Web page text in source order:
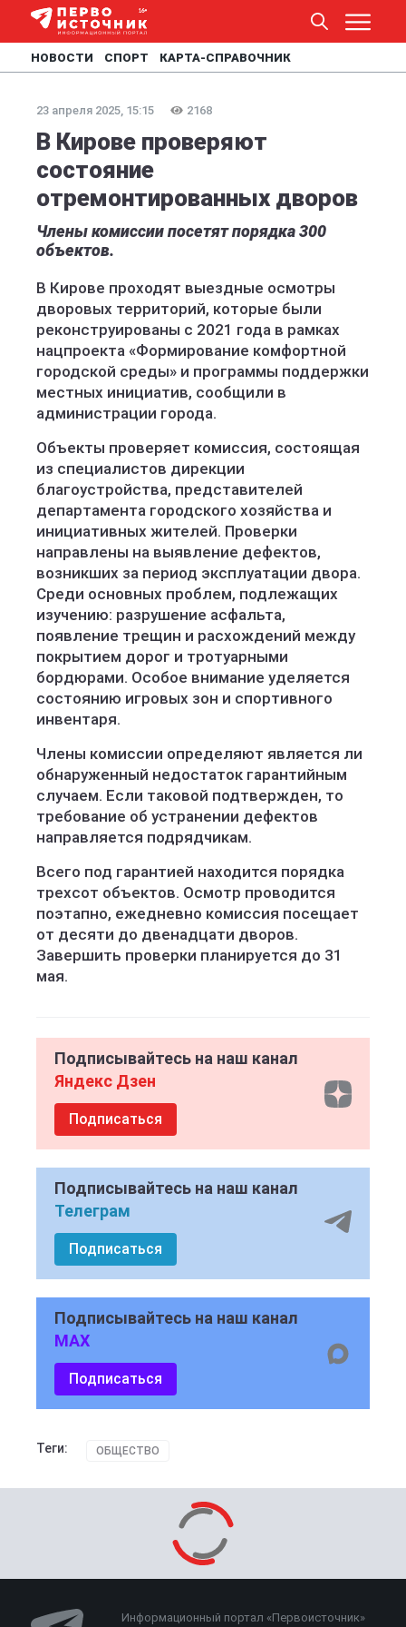
НОВОСТИ СПОРТ КАРТА-СПРАВОЧНИК
23 апреля 2025, 15:15 2168
В Кирове проверяют
состояние
отремонтированных дворов
Члены комиссии посетят порядка 300
объектов.
В Кирове проходят выездные осмотры
дворовых территорий, которые были
реконструированы с 2021 года в рамках
нацпроекта «Формирование комфортной
городской среды» и программы поддержки
местных инициатив, сообщили в
администрации города.
Объекты проверяет комиссия, состоящая
из специалистов дирекции
благоустройства, представителей
департамента городского хозяйства и
инициативных жителей. Проверки
направлены на выявление дефектов,
возникших за период эксплуатации двора.
Среди основных проблем, подлежащих
изучению: разрушение асфальта,
появление трещин и расхождений между
покрытием дорог и тротуарными
бордюрами. Особое внимание уделяется
состоянию игровых зон и спортивного
инвентаря.
Члены комиссии определяют является ли
обнаруженный недостаток гарантийным
случаем. Если таковой подтвержден, то
требование об устранении дефектов
направляется подрядчикам.
Всего под гарантией находится порядка
трехсот объектов. Осмотр проводится
поэтапно, ежедневно комиссия посещает
от десяти до двенадцати дворов.
Завершить проверки планируется до 31
мая.
Подписывайтесь на наш канал
Яндекс Дзен
Подписаться
Подписывайтесь на наш канал
Телеграм
Подписаться
Подписывайтесь на наш канал
MAX
Подписаться
Теги: ОБЩЕСТВО
Информационный портал «Первоисточник»